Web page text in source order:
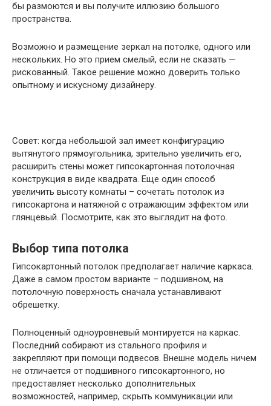
бы размоются и вы получите иллюзию большого
пространства.
Возможно и размещение зеркал на потолке, одного или
нескольких. Но это прием смелый, если не сказать —
рискованный. Такое решение можно доверить только
опытному и искусному дизайнеру.
Совет: когда небольшой зал имеет конфигурацию
вытянутого прямоугольника, зрительно увеличить его,
расширить стены может гипсокартонная потолочная
конструкция в виде квадрата. Еще один способ
увеличить высоту комнаты – сочетать потолок из
гипсокартона и натяжной с отражающим эффектом или
глянцевый. Посмотрите, как это выглядит на фото.
Выбор типа потолка
Гипсокартонный потолок предполагает наличие каркаса.
Даже в самом простом варианте – подшивном, на
потолочную поверхность сначала устанавливают
обрешетку.
Полноценный одноуровневый монтируется на каркас.
Последний собирают из стального профиля и
закрепляют при помощи подвесов. Внешне модель ничем
не отличается от подшивного гипсокартонного, но
предоставляет несколько дополнительных
возможностей, например, скрыть коммуникации или